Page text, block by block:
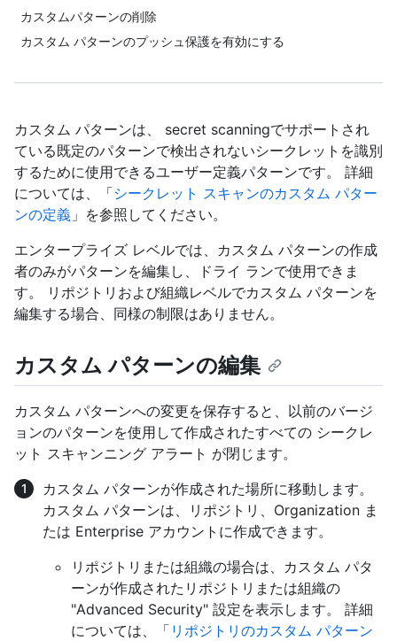
カスタムパターンの削除
カスタム パターンのプッシュ保護を有効にする
カスタム パターンは、 secret scanningでサポートされ
ている既定のパターンで検出されないシークレットを識別
するために使用できるユーザー定義パターンです。 詳細
については、「シークレット スキャンのカスタム パター
ンの定義 」を参照してください。
エンタープライズ レベルでは、カスタム パターンの作成
者のみがパターンを編集し、ドライ ランで使用できま
す。 リポジトリおよび組織レベルでカスタム パターンを
編集する場合、同様の制限はありません。
カスタム パターンの編集
カスタム パターンへの変更を保存すると、以前のバージ
ョンのパターンを使用して作成されたすべての シークレ
ット スキャンニング アラート が閉じます。
カスタム パターンが作成された場所に移動します。
カスタム パターンは、リポジトリ、Organization ま
たは Enterprise アカウントに作成できます。
リポジトリまたは組織の場合は、カスタム パタ
ーンが作成されたリポジトリまたは組織の
"Advanced Security" 設定を表示します。 詳細
については、「 リポジトリのカスタム パターン